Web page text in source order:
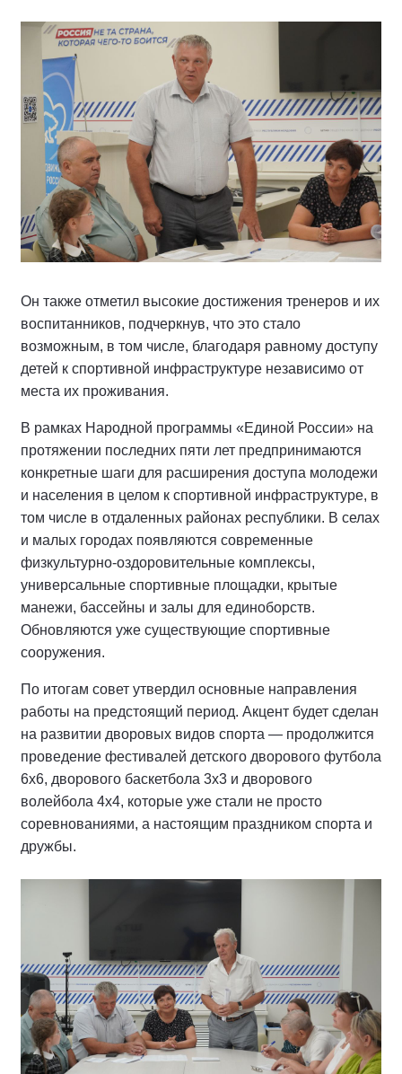
Он также отметил высокие достижения тренеров и их
воспитанников, подчеркнув, что это стало
возможным, в том числе, благодаря равному доступу
детей к спортивной инфраструктуре независимо от
места их проживания.
В рамках Народной программы «Единой России» на
протяжении последних пяти лет предпринимаются
конкретные шаги для расширения доступа молодежи
и населения в целом к спортивной инфраструктуре, в
том числе в отдаленных районах республики. В селах
и малых городах появляются современные
физкультурно-оздоровительные комплексы,
универсальные спортивные площадки, крытые
манежи, бассейны и залы для единоборств.
Обновляются уже существующие спортивные
сооружения.
По итогам совет утвердил основные направления
работы на предстоящий период. Акцент будет сделан
на развитии дворовых видов спорта — продолжится
проведение фестивалей детского дворового футбола
6х6, дворового баскетбола 3х3 и дворового
волейбола 4x4, которые уже стали не просто
соревнованиями, а настоящим праздником спорта и
дружбы.